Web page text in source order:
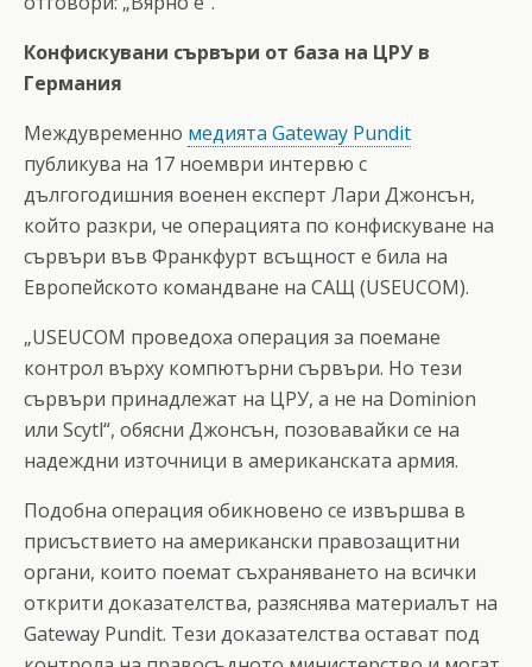
Конфискувани сървъри от база на ЦРУ в
Германия
Междувременно медията Gateway Pundit
публикува на 17 ноември интервю с
дългогодишния военен експерт Лари Джонсън,
който разкри, че операцията по конфискуване на
сървъри във Франкфурт всъщност е била на
Европейското командване на САЩ (USEUCOM).
„USEUCOM проведоха операция за поемане
контрол върху компютърни сървъри. Но тези
сървъри принадлежат на ЦРУ, а не на Dominion
или Scytl“, обясни Джонсън, позовавайки се на
надеждни източници в американската армия.
Подобна операция обикновено се извършва в
присъствието на американски правозащитни
органи, които поемат съхраняването на всички
открити доказателства, разяснява материалът на
Gateway Pundit. Тези доказателства остават под